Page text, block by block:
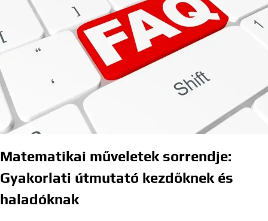
Matematikai műveletek sorrendje:
Gyakorlati útmutató kezdőknek és
haladóknak